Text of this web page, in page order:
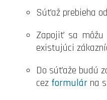
Súťaž prebieha od
Zapojiť sa môžu
existujúci
Do súťaže budú
cez formulár na